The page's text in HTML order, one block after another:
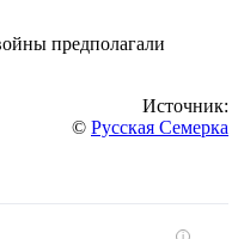
предполагали
Источник:
© Русская Семерка
i